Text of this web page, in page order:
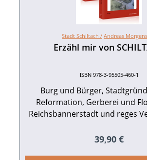
Stadt Schiltach / Andreas
Erzähl mir von
ISBN 978-3-95505-460-1
Burg und Bürger,
Reformation, Gerberei und
Reichsbannerstadt und reges
Schiltachs Geschichte gibt
Regulärer
39,90 €